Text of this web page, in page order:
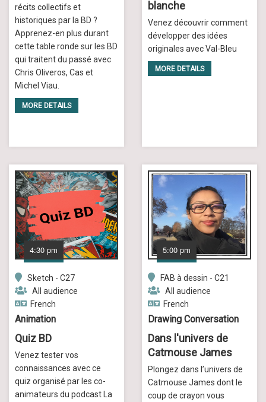
récits collectifs et
historiques par la BD ?
Apprenez-en plus durant
cette table ronde sur les BD
qui traitent du passé avec
Chris Oliveros, Cas et
Michel Viau.
MORE DETAILS
blanche
Venez découvrir comment
développer des idées
originales avec Val-Bleu
MORE DETAILS
4:30 pm
Sketch - C27
All audience
French
Animation
Quiz BD
Venez tester vos
connaissances avec ce
quiz organisé par les co-
animateurs du podcast La
5:00 pm
FAB à dessin - C21
All audience
French
Drawing Conversation
Dans l'univers de
Catmouse James
Plongez dans l’univers de
Catmouse James dont le
coup de crayon vous